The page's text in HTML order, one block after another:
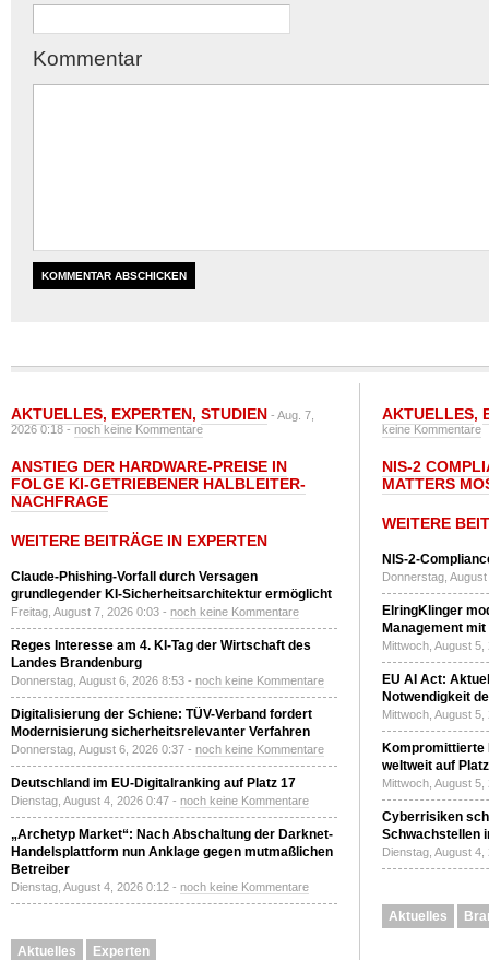
Kommentar
AKTUELLES, EXPERTEN, STUDIEN - Aug. 7,
2026 0:18 -noch keine Kommentare
ANSTIEG DER HARDWARE-PREISE IN
FOLGE KI-GETRIEBENER HALBLEITER-
NACHFRAGE
WEITERE BEITRÄGE IN EXPERTEN
Claude-Phishing-Vorfall durch Versagen
grundlegender KI-Sicherheitsarchitektur ermöglicht
Freitag, August 7, 2026 0:03 - noch keine Kommentare
Reges Interesse am 4. KI-Tag der Wirtschaft des
Landes Brandenburg
Donnerstag, August 6, 2026 8:53 - noch keine Kommentare
Digitalisierung der Schiene: TÜV-Verband fordert
Modernisierung sicherheitsrelevanter Verfahren
Donnerstag, August 6, 2026 0:37 - noch keine Kommentare
Deutschland im EU-Digitalranking auf Platz 17
Dienstag, August 4, 2026 0:47 - noch keine Kommentare
„Archetyp Market“: Nach Abschaltung der Darknet-
Handelsplattform nun Anklage gegen mutmaßlichen
Betreiber
Dienstag, August 4, 2026 0:12 - noch keine Kommentare
Aktuelles Experten
AKTUELLES,
keine Kommentare
NIS-2
MATTERS
WEITERE
NIS-2-
Donnerstag,
ElringKlinger
Management
Mittwoch, August
EU AI Act:
Notwendigkeit
Mittwoch, August
Kompromittierte
weltweit auf
Mittwoch, August
Cyberrisiken
Schwachstellen
Dienstag, August
Aktuelles